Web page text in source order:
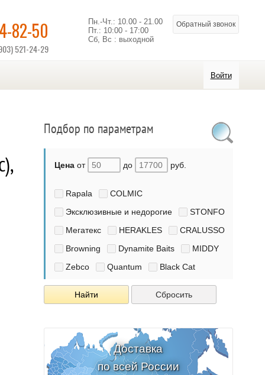
82-50
521-24-29
Пн.-Чт.: 10.00 - 21.00
Пт.: 10:00 - 17:00
Сб, Вс : выходной
Обратный звонок
Войти
Подбор по параметрам
Ценаот до руб.
Rapala
COLMIC
Эксклюзивные и недорогие
STONFO
Мегатекс
HERAKLES
CRALUSSO
Browning
Dynamite Baits
MIDDY
Zebco
Quantum Black Cat
Найти Сбросить
Доставка
по всей России